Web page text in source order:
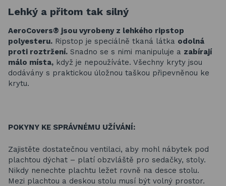
Lehký a přitom tak silný
AeroCovers® jsou vyrobeny z lehkého ripstop
polyesteru. Ripstop je speciálně tkaná látka odolná
proti roztržení. Snadno se s nimi manipuluje a zabírají
málo místa, když je nepoužíváte. Všechny kryty jsou
dodávány s praktickou úložnou taškou připevněnou ke
krytu.
POKYNY KE SPRÁVNÉMU UŽÍVÁNÍ:
Zajistěte dostatečnou ventilaci, aby mohl nábytek pod
plachtou dýchat – platí obzvláště pro sedačky, stoly.
Nikdy nenechte plachtu ležet rovně na desce stolu.
Mezi plachtou a deskou stolu musí být volný prostor.